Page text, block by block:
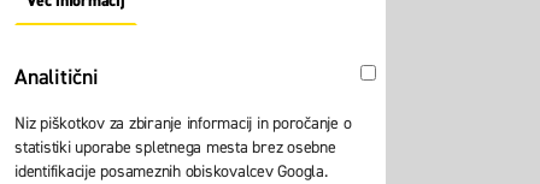
About "Oglaševalski" Cookie Group
Analitični Analitični
Niz piškotkov za zbiranje informacij in poročanje o
statistiki uporabe spletnega mesta brez osebne
identifikacije posameznih obiskovalcev Googla.